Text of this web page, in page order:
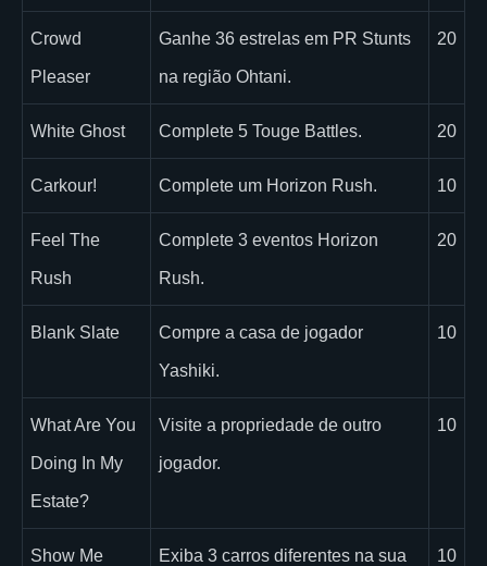
Crowd
Pleaser
Ganhe 36 estrelas em PR Stunts
na região Ohtani.
20
White Ghost Complete 5 Touge Battles. 20
Carkour! Complete um Horizon Rush. 10
Feel The
Rush
Complete 3 eventos Horizon
Rush.
20
Blank Slate Compre a casa de jogador
Yashiki.
10
What Are You
Doing In My
Estate?
Visite a propriedade de outro
jogador.
10
Show Me Exiba 3 carros diferentes na sua 10